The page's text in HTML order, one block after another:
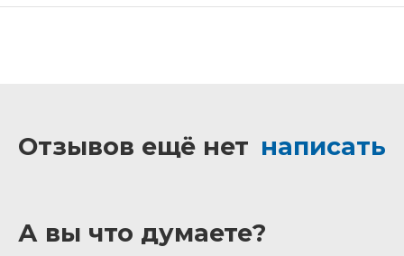
Отзывов ещё нет написать
А вы что думаете?